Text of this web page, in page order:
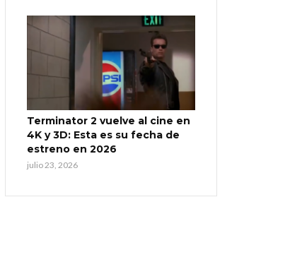
Terminator 2 vuelve al cine en
4K y 3D: Esta es su fecha de
estreno en 2026
julio 23, 2026